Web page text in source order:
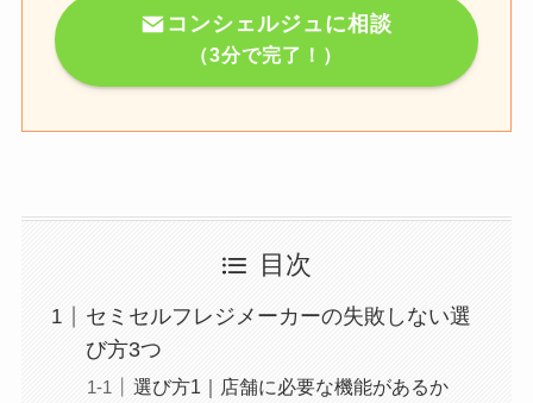
コンシェルジュに相談
（3分で完了！）
目次
セミセルフレジメーカーの失敗しない選
び方3つ
選び方1｜店舗に必要な機能があるか